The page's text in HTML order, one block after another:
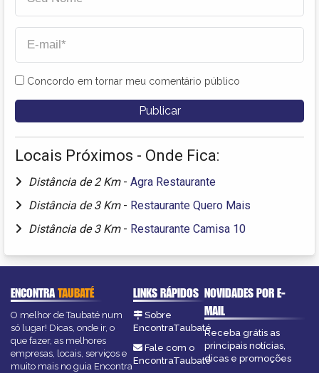
Concordo em tornar meu comentário público
Locais Próximos - Onde Fica:
Distância de 2 Km - Agra Restaurante
Distância de 3 Km - Restaurante Quero Mais
Distância de 3 Km - Restaurante Camisa 10
ENCONTRATAUBATÉ
O melhor de Taubaté num
só lugar! Dicas, onde ir, o
que fazer, as melhores
empresas, locais, serviços e
muito mais no guia Encontra
LINKS RÁPIDOS
Sobre
EncontraTaubaté
Fale com o
EncontraTaubaté
NOVIDADES POR E-
MAIL
Receba grátis as
principais notícias,
dicas e promoções